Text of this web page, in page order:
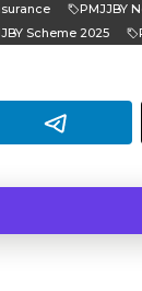
PMJJBY
Scheme 2025